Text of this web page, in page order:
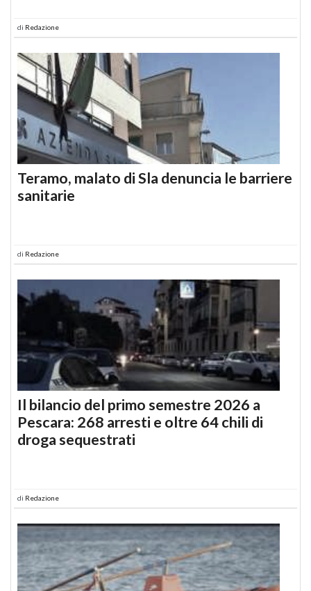
di Redazione
Teramo, malato di Sla denuncia le barriere
sanitarie
di Redazione
Il bilancio del primo semestre 2026 a
Pescara: 268 arresti e oltre 64 chili di
droga sequestrati
di Redazione